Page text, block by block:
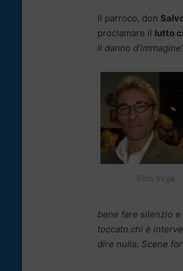
Il parroco, don
proclamare il lutto
il danno d’immagine
Pino Virga
bene fare silenzio
toccato chi è
dire nulla. Scene